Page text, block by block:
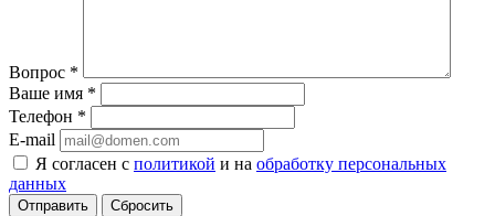
Вопрос *
Ваше имя *
Телефон *
E-mail
Я согласен с политикой и на обработку персональных
данных
Сбросить